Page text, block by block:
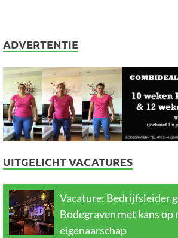
ADVERTENTIE
UITGELICHT VACATURES
Vacature: Bedrijfsleider
Bodegraven met kans op
eigenaarschap